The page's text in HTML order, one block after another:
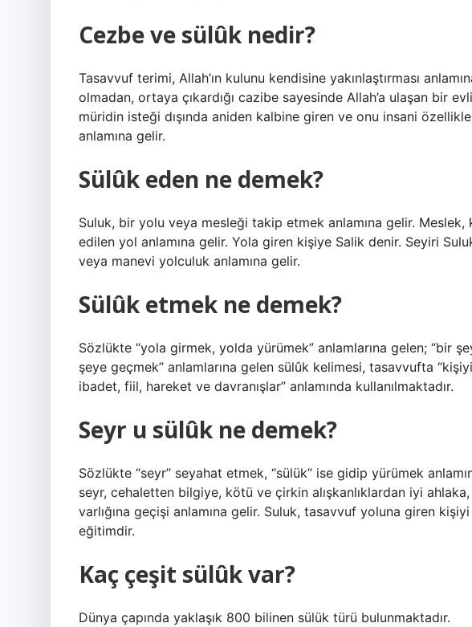
Cezbe ve sülûk nedir?
Tasavvuf terimi, Allah’ın kulunu kendisine yakınlaştırması
olmadan, ortaya çıkardığı cazibe sayesinde Allah’a ulaşan bir
müridin isteği dışında aniden kalbine giren ve onu insani
anlamına gelir.
Sülûk eden ne demek?
Suluk, bir yolu veya mesleği takip etmek anlamına gelir. Meslek,
edilen yol anlamına gelir. Yola giren kişiye Salik denir. Seyiri
veya manevi yolculuk anlamına gelir.
Sülûk etmek ne demek?
Sözlükte “yola girmek, yolda yürümek” anlamlarına gelen; “bir
şeye geçmek” anlamlarına gelen sülûk kelimesi, tasavvufta “kişiyi
ibadet, fiil, hareket ve davranışlar” anlamında kullanılmaktadır.
Seyr u sülûk ne demek?
Sözlükte “seyr” seyahat etmek, “sülük” ise gidip yürümek
seyr, cehaletten bilgiye, kötü ve çirkin alışkanlıklardan iyi ahlaka,
varlığına geçişi anlamına gelir. Suluk, tasavvuf yoluna giren
eğitimdir.
Kaç çeşit sülûk var?
Dünya çapında yaklaşık 800 bilinen sülük türü bulunmaktadır.